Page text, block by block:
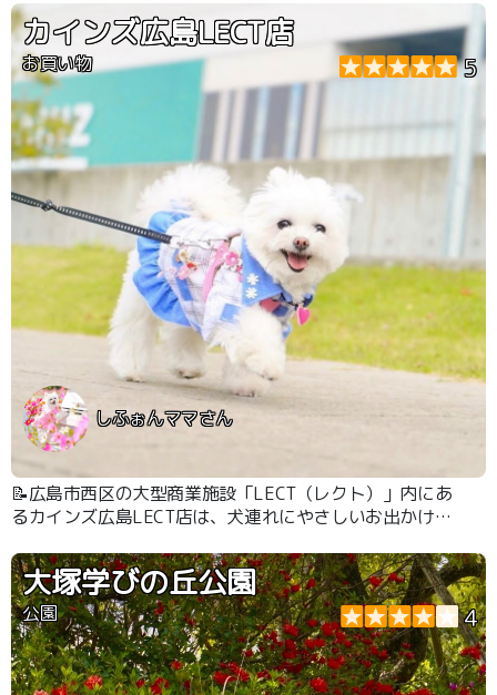
立ち寄れる気軽さも魅力です。テラス席はわんちゃんOK
です。
カインズ広島LECT店
お買い物 5
しふぉんママさん
📝広島市西区の大型商業施設「LECT（レクト）」内にあ
るカインズ広島LECT店は、犬連れにやさしいお出かけス
楽しめる、“わんこと過ごす休日”にぴったりの場所です
大塚学びの丘公園
公園 4